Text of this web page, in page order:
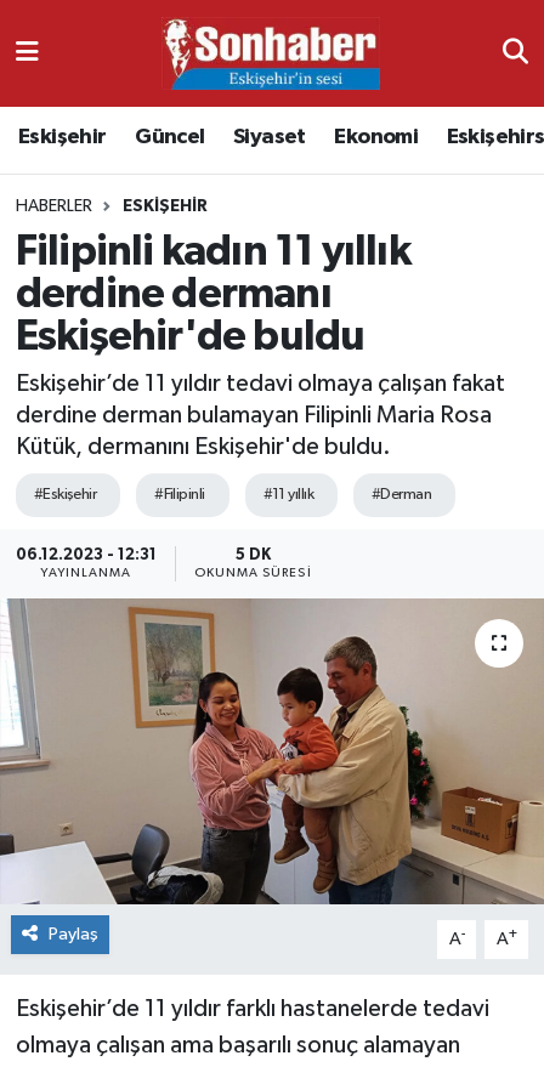
Eskişehir Güncel Siyaset Ekonomi
HABERLER ESKIŞEHIR
Filipinli kadın 11 yıllık
derdine dermanı
Eskişehir'de buldu
Eskişehir’de 11 yıldır tedavi olmaya çalışan fakat
derdine derman bulamayan Filipinli Maria Rosa
Kütük, dermanını Eskişehir'de buldu.
#Eskişehir #Filipinli #11 yıllık #Derman
06.12.2023 - 12:31
YAYINLANMA
5 DK
OKUNMA SÜRESI
Paylaş A- A+
Eskişehir’de 11 yıldır farklı hastanelerde tedavi
olmaya çalışan ama başarılı sonuç alamayan
Ekonomi
Güncel
Kültür & Sanat
Magazin
Resmi İlanlar
Nöbetçi Eczaneler
Namaz Vakitleri
Trafik Durumu
Süper Lig Puan Durumu ve Fikstür
Tüm Manşetler
Son Dakika Haberleri